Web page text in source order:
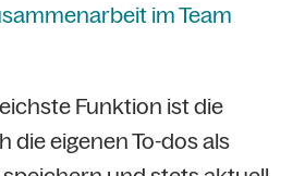
im Team
Funktion ist die
die eigenen To-dos als